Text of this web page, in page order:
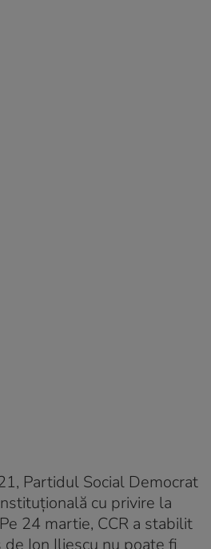
Partidul Social Democrat
cu privire la
24 martie, CCR a stabilit
Ion Iliescu nu poate fi